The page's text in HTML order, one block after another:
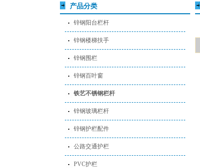
产品分类
锌钢阳台栏杆
锌钢楼梯扶手
锌钢围栏
锌钢百叶窗
铁艺不锈钢栏杆
锌钢玻璃栏杆
锌钢护栏配件
公路交通护栏
PVC护栏